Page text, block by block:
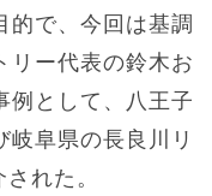
的で、今回は基調
リー代表の鈴木お
例として、八王子
岐阜県の長良川リ
れた。